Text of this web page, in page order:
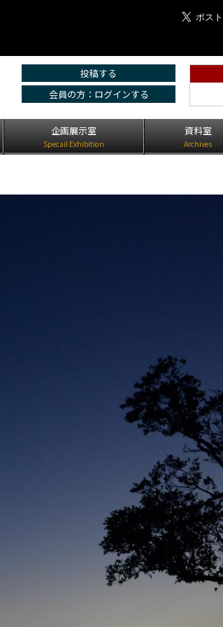
投稿する
会員の方：ログインする
企画展示室
Specail Exhibition
資料室
Archives